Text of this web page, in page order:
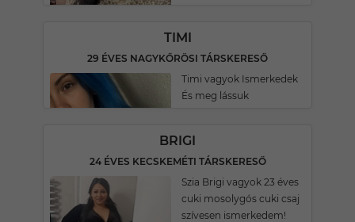
TIMI
29 ÉVES NAGYKŐRÖSI TÁRSKERESŐ
Timi vagyok Ismerkedek
És meg lássuk
BRIGI
24 ÉVES KECSKEMÉTI TÁRSKERESŐ
Szia Brigi vagyok 23 éves
cuki mosolygós cuki csaj
szívesen ismerkedem!